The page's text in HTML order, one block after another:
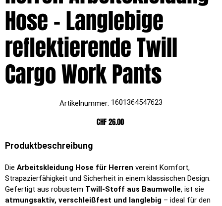
Hose – Langlebige
reflektierende Twill
Cargo Work Pants
Artikelnummer: Artikelnummer:
1601364547623
1601364547623
Preis
CHF 26.00
Produktbeschreibung
Die Arbeitskleidung Hose für Herren vereint Komfort,
Strapazierfähigkeit und Sicherheit in einem klassischen Design.
Gefertigt aus robustem Twill-Stoff aus Baumwolle, ist sie
atmungsaktiv, verschleißfest und langlebig – ideal für den